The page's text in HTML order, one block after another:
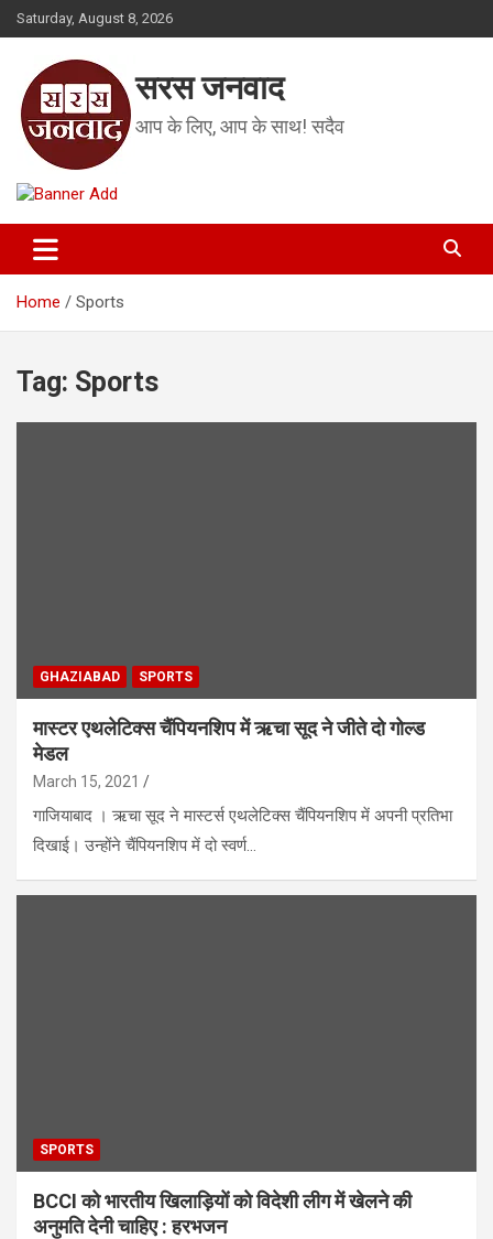
Skip
to
Saturday, August 8, 2026
सरस जनवाद
आप के लिए, आप के साथ! सदैव
Home Sports
Tag: Sports
GHAZIABAD SPORTS
मास्टर एथलेटिक्स चैंपियनशिप में ऋचा सूद ने जीते दो गोल्ड
मेडल
March 15, 2021
गाजियाबाद । ऋचा सूद ने मास्टर्स एथलेटिक्स चैंपियनशिप में अपनी प्रतिभा
दिखाई। उन्होंने चैंपियनशिप में दो स्वर्ण…
SPORTS
BCCI को भारतीय खिलाड़ियों को विदेशी लीग में खेलने की
अनुमति देनी चाहिए : हरभजन